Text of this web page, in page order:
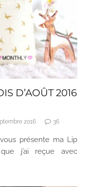
D’AOÛT 2016
2016 36
présente ma Lip
j’ai reçue avec